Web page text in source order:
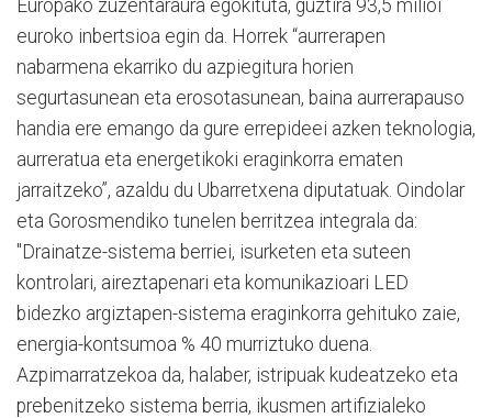
Europako zuzentaraura egokituta, guztira 93,5 milioi
euroko inbertsioa egin da. Horrek “aurrerapen
nabarmena ekarriko du azpiegitura horien
segurtasunean eta erosotasunean, baina aurrerapauso
handia ere emango da gure errepideei azken teknologia,
aurreratua eta energetikoki eraginkorra ematen
jarraitzeko”, azaldu du Ubarretxena diputatuak. Oindolar
eta Gorosmendiko tunelen berritzea integrala da:
"Drainatze-sistema berriei, isurketen eta suteen
kontrolari, aireztapenari eta komunikazioari LED
bidezko argiztapen-sistema eraginkorra gehituko zaie,
energia-kontsumoa % 40 murriztuko duena.
Azpimarratzekoa da, halaber, istripuak kudeatzeko eta
prebenitzeko sistema berria, ikusmen artifizialeko